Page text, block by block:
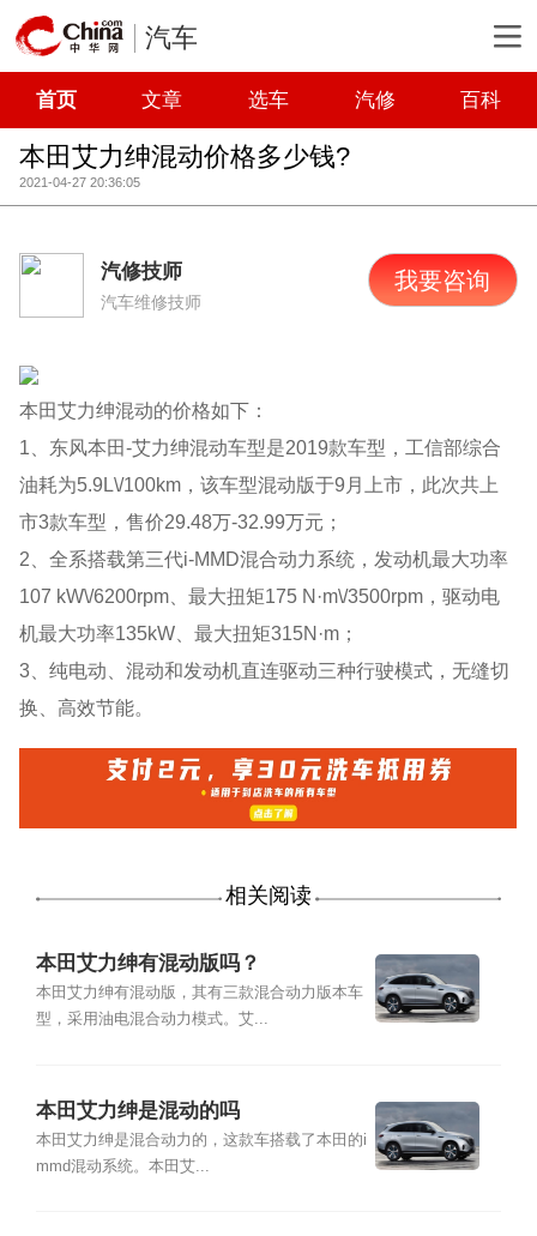
汽车
首页 文章 选车 汽修 百科
本田艾力绅混动价格多少钱?
2021-04-27 20:36:05
汽修技师
汽车维修技师
我要咨询
本田艾力绅混动的价格如下：
1、东风本田-艾力绅混动车型是2019款车型，工信部综合
油耗为5.9L\/100km，该车型混动版于9月上市，此次共上
市3款车型，售价29.48万-32.99万元；
2、全系搭载第三代i-MMD混合动力系统，发动机最大功率
107 kW\/6200rpm、最大扭矩175 N·m\/3500rpm，驱动电
机最大功率135kW、最大扭矩315N·m；
3、纯电动、混动和发动机直连驱动三种行驶模式，无缝切
换、高效节能。
相关阅读
本田艾力绅有混动版吗？
本田艾力绅有混动版，其有三款混合动力版本车
型，采用油电混合动力模式。艾...
本田艾力绅是混动的吗
本田艾力绅是混合动力的，这款车搭载了本田的i
mmd混动系统。本田艾...